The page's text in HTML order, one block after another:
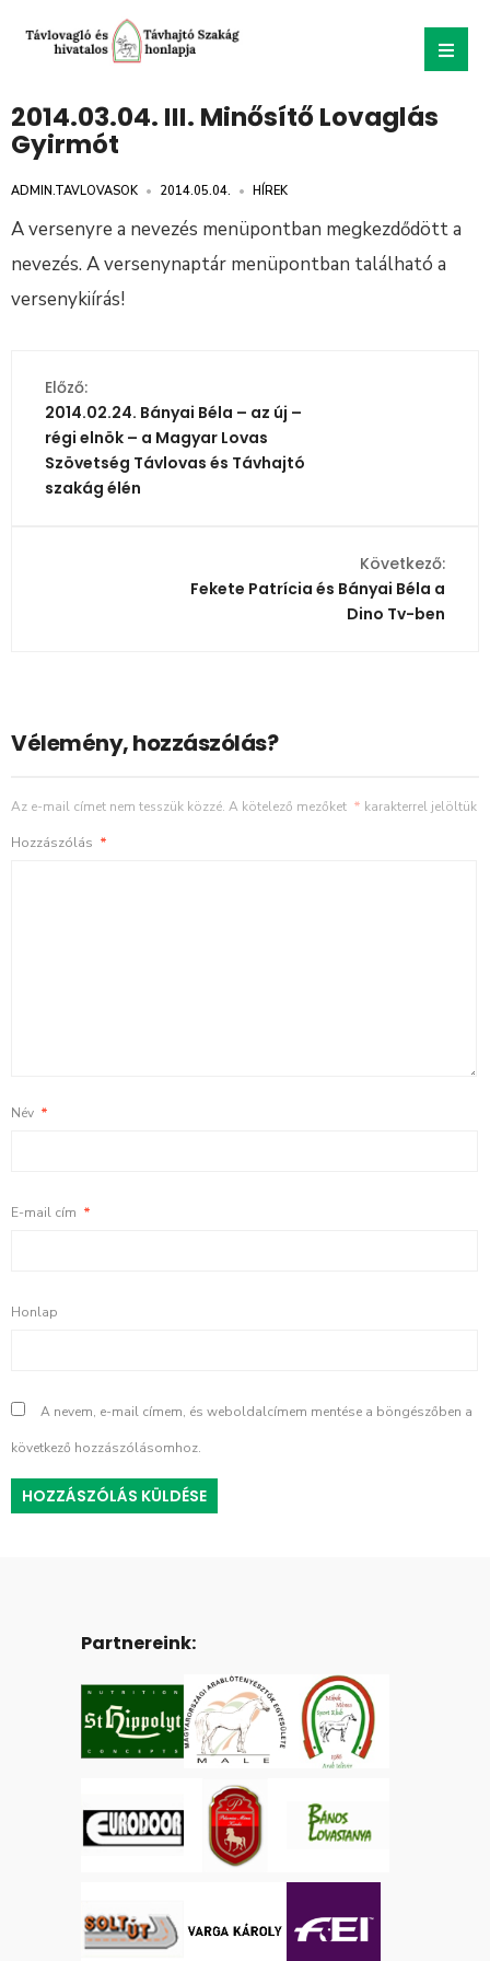
2014.03.04. III. Minősítő Lovaglás
Gyirmót
ADMIN.TAVLOVASOK • 2014.05.04. • HÍREK
A versenyre a nevezés menüpontban megkezdődött a
nevezés. A versenynaptár menüpontban található a
versenykiírás!
Előző:
2014.02.24. Bányai Béla – az új –
régi elnök – a Magyar Lovas
Szövetség Távlovas és Távhajtó
szakág élén
Következő:
Fekete Patrícia és Bányai Béla a
Dino Tv-ben
Vélemény, hozzászólás?
Az e-mail címet nem tesszük közzé. A kötelező mezőket * karakterrel jelöltük
Hozzászólás *
Név *
E-mail cím *
Honlap
A nevem, e-mail címem, és weboldalcímem mentése a böngészőben a
következő hozzászólásomhoz.
Partnereink: